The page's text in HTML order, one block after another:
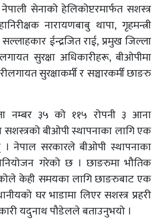
सेनाको हेलिकोप्टरमार्फत सशस्त्र
नारायणबाबु थापा, गृहमन्त्री
ईन्द्रजित राई, प्रमुख जिल्ला
सुरक्षा अधिकारीहरू, बीओपीमा
सुरक्षाकर्मी र सञ्चारकर्मी छाङरु
नम्बर ३५ को ११५ रोपनी ३ आना
सशस्त्रको बीओपी स्थापनाका लागि एक
नेपाल सरकारले बीओपी स्थापनाका
गरेको छ । छाङरुमा भौतिक
केही समयका लागि छाङरुबाट एक
घर भाडामा लिएर सशस्त्र प्रहरी
यदुनाथ पौडेलले बताउनुभयो ।